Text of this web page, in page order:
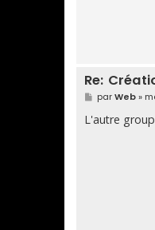
Re:
M
e
s
s
parWeb»
L'autre